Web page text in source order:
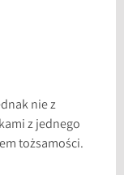
nie z
z jednego
tożsamości.